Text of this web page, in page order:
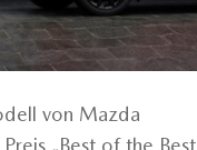
von Mazda
„Best of the